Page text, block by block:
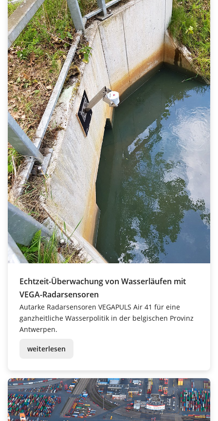
Echtzeit-Überwachung von Wasserläufen mit
VEGA-Radarsensoren
Autarke Radarsensoren VEGAPULS Air 41 für eine
ganzheitliche Wasserpolitik in der belgischen Provinz
Antwerpen.
weiterlesen